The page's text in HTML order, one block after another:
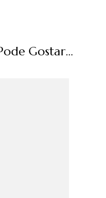
Gostar...